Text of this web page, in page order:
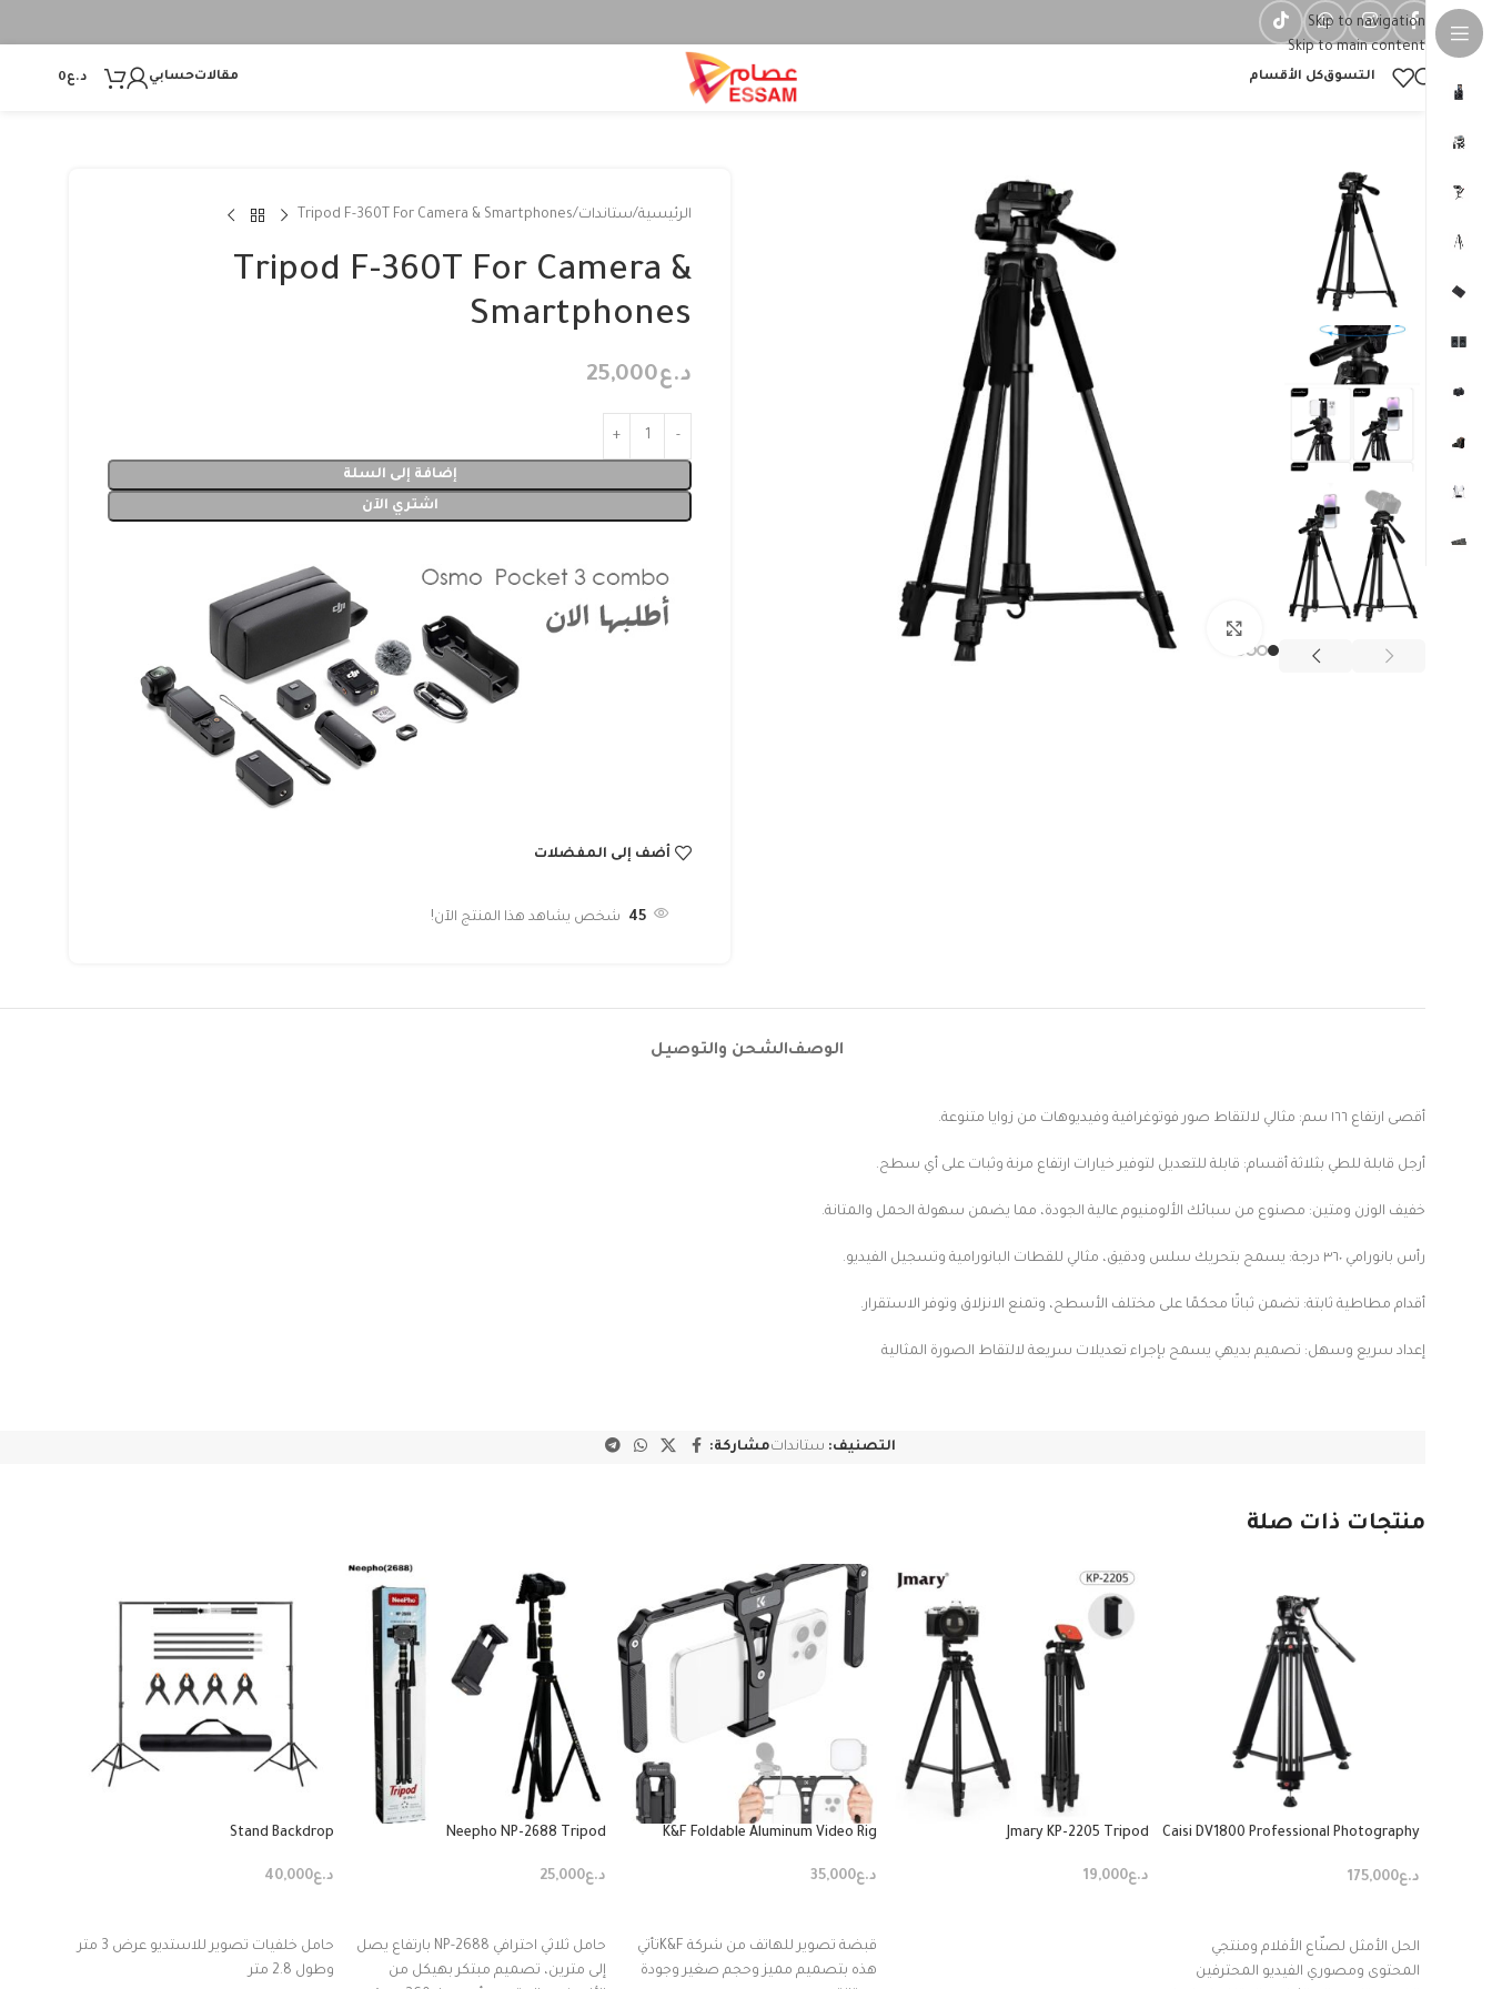
Skip to navigation
Skip to main content
التسوقكل الأقسام مقالاتحسابي د.ع0
Click to enlarge
الرئيسية ستاندات Tripod F-360T For Camera & Smartphones
Tripod F-360T For Camera &
Smartphones
د.ع25,000
إضافة إلى السلة
اشتري الآن
أضف إلى المفضلات
45 شخص يشاهد هذا المنتج الآن!
الوصفالشحن والتوصيل
أقصى ارتفاع ١٦٦ سم: مثالي لالتقاط صور فوتوغرافية وفيديوهات من زوايا متنوعة.
أرجل قابلة للطي بثلاثة أقسام: قابلة للتعديل لتوفير خيارات ارتفاع مرنة وثبات على أي سطح.
خفيف الوزن ومتين: مصنوع من سبائك الألومنيوم عالية الجودة، مما يضمن سهولة الحمل والمتانة.
رأس بانورامي ٣٦٠ درجة: يسمح بتحريك سلس ودقيق، مثالي للقطات البانورامية وتسجيل الفيديو.
أقدام مطاطية ثابتة: تضمن ثباتًا محكمًا على مختلف الأسطح، وتمنع الانزلاق وتوفر الاستقرار.
إعداد سريع وسهل: تصميم بديهي يسمح بإجراء تعديلات سريعة لالتقاط الصورة المثالية
التصنيف: ستانداتمشاركة:
منتجات ذات صلة
Caisi DV1800 Professional Photography
د.ع175,000
الحل الأمثل لصنّاع الأفلام ومنتجي
المحتوى ومصوري الفيديو المحترفين
Jmary KP-2205 Tripod
د.ع19,000
K&F Foldable Aluminum Video Rig
د.ع35,000
قبضة تصوير للهاتف من شركة K&Fتأتي
هذه بتصميم مميز وحجم صغير وجودة
Neepho NP-2688 Tripod
د.ع25,000
حامل ثلاثي احترافي NP-2688 بارتفاع يصل
إلى مترين، تصميم مبتكر بهيكل من
Stand Backdrop
د.ع40,000
حامل خلفيات تصوير للاستديو عرض 3 متر
وطول 2.8 متر